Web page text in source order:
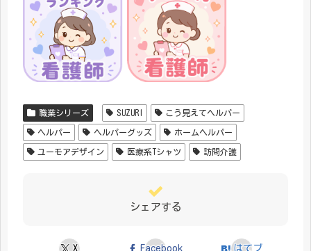
職業シリーズ SUZURI こう見えてヘルパー
ヘルパー ヘルパーグッズ ホームヘルパー
ユーモアデザイン 医療系Tシャツ 訪問介護
シェアする
X Facebook はてブ